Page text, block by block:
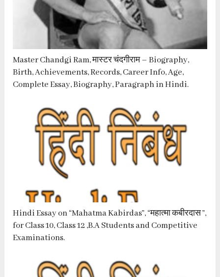
Master Chandgi Ram, मास्टर चंदगीराम – Biography,
Birth, Achievements, Records, Career Info, Age,
Complete Essay, Biography, Paragraph in Hindi.
Hindi Essay on “Mahatma Kabirdas”, “महात्मा कबीरदास ”,
for Class 10, Class 12 ,B.A Students and Competitive
Examinations.